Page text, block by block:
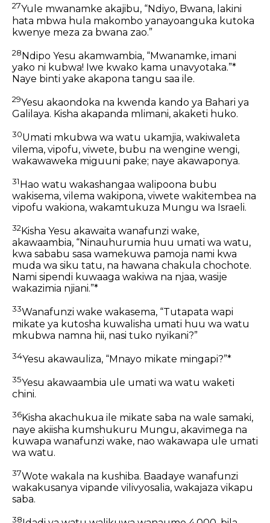
27Yule mwanamke akajibu, “Ndiyo, Bwana, lakini
hata mbwa hula makombo yanayoanguka kutoka
kwenye meza za bwana zao.”
28Ndipo Yesu akamwambia, “Mwanamke, imani
yako ni kubwa! Iwe kwako kama unavyotaka.”*
Naye binti yake akapona tangu saa ile.
29Yesu akaondoka na kwenda kando ya Bahari ya
Galilaya. Kisha akapanda mlimani, akaketi huko.
30Umati mkubwa wa watu ukamjia, wakiwaleta
vilema, vipofu, viwete, bubu na wengine wengi,
wakawaweka miguuni pake; naye akawaponya.
31Hao watu wakashangaa walipoona bubu
wakisema, vilema wakipona, viwete wakitembea na
vipofu wakiona, wakamtukuza Mungu wa Israeli.
32 Kisha Yesu akawaita wanafunzi wake,
akawaambia, “Ninauhurumia huu umati wa watu,
kwa sababu sasa wamekuwa pamoja nami kwa
muda wa siku tatu, na hawana chakula chochote.
Nami sipendi kuwaaga wakiwa na njaa, wasije
wakazimia njiani.”*
33Wanafunzi wake wakasema, “Tutapata wapi
mikate ya kutosha kuwalisha umati huu wa watu
mkubwa namna hii, nasi tuko nyikani?”
34Yesu akawauliza, “Mnayo mikate mingapi?”*
35Yesu akawaambia ule umati wa watu waketi
chini.
36Kisha akachukua ile mikate saba na wale samaki,
naye akiisha kumshukuru Mungu, akavimega na
kuwapa wanafunzi wake, nao wakawapa ule umati
wa watu.
37Wote wakala na kushiba. Baadaye wanafunzi
wakakusanya vipande vilivyosalia, wakajaza vikapu
saba.
38